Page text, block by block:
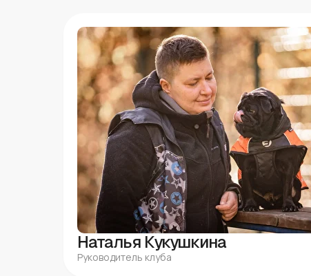
Наталья Кукушкина
Руководитель клуба